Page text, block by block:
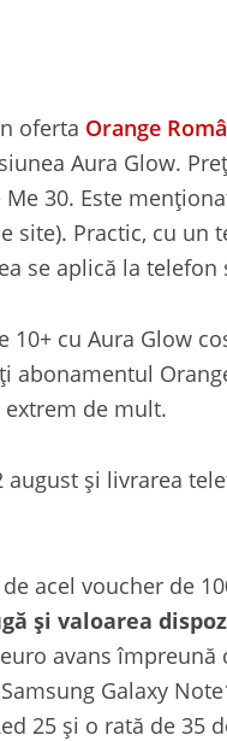
oferta Orange
Aura Glow.
30. Este
site). Practic, cu
se aplică la
10+ cu Aura Glow
abonamentul
extrem de mult.
august și livrarea
acel voucher de
și valoarea
avans
Galaxy
25 și o rată de 35